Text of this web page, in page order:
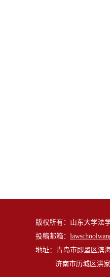
版权所有：山东大学法
投稿邮箱：
地址：青岛市即墨区滨
济南市历城区洪家